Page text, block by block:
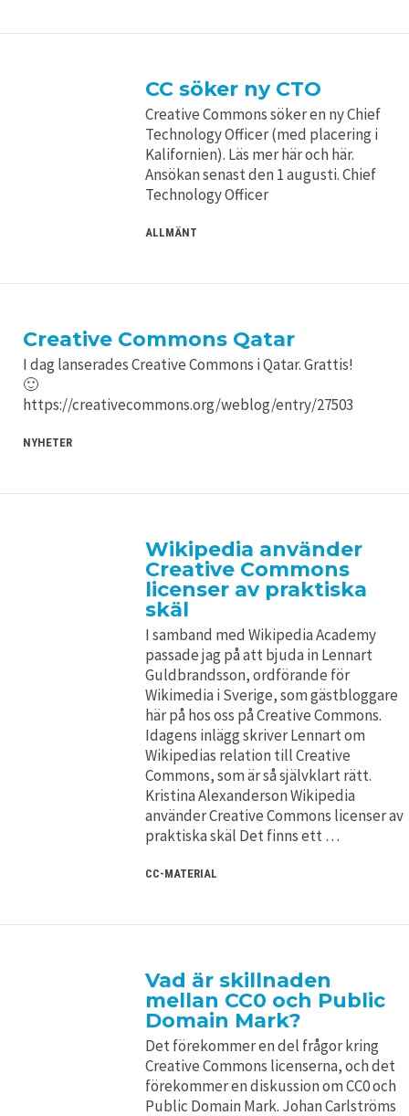
CC söker ny CTO
Creative Commons söker en ny Chief
Technology Officer (med placering i
Kalifornien). Läs mer här och här.
Ansökan senast den 1 augusti. Chief
Technology Officer
ALLMÄNT
Creative Commons Qatar
I dag lanserades Creative Commons i Qatar. Grattis!
🙂
https://creativecommons.org/weblog/entry/27503
NYHETER
Wikipedia använder
Creative Commons
licenser av praktiska
skäl
I samband med Wikipedia Academy
passade jag på att bjuda in Lennart
Guldbrandsson, ordförande för
Wikimedia i Sverige, som gästbloggare
här på hos oss på Creative Commons.
Idagens inlägg skriver Lennart om
Wikipedias relation till Creative
Commons, som är så självklart rätt.
Kristina Alexanderson Wikipedia
använder Creative Commons licenser av
praktiska skäl Det finns ett …
CC-MATERIAL
Vad är skillnaden
mellan CC0 och Public
Domain Mark?
Det förekommer en del frågor kring
Creative Commons licenserna, och det
förekommer en diskussion om CC0 och
Public Domain Mark. Johan Carlströms